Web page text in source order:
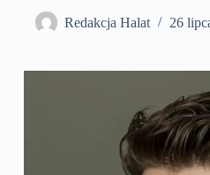
Redakcja Halat 26